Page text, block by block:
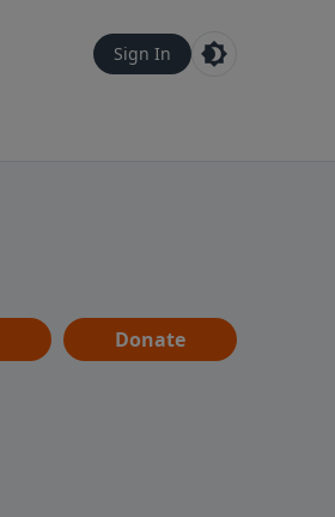
Sign In
Donate